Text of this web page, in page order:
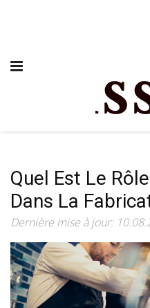
Quel Est Le
Dans La
Dernière mise à jour: